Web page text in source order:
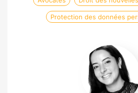
Protection des données
Salma
El
Bourkadi